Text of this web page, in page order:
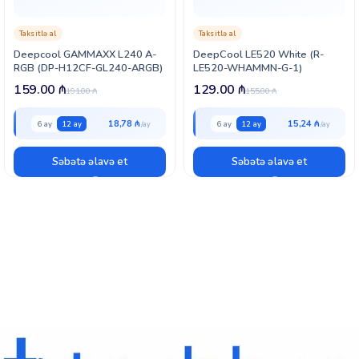
Deepcool GAMMAXX L240 A-
RGB (DP-H12CF-GL240-ARGB)
Taksitlə al
191.00₼
159.00 ₼
6 ay 12 ay 18,78 ₼
Səbətə əlavə et
DeepCool LE520 White (R-
LE520-WHAMMN-G-1)
Taksitlə al
155.00₼
129.00 ₼
6 ay 12 ay 15,24 ₼
Səbətə əlavə et